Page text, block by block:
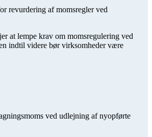
revurdering af momsregler ved
at lempe krav om momsregulering ved
indtil videre bør virksomheder være
ved udlejning af nyopførte